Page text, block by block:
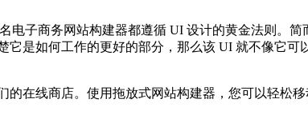
子商务网站构建器都遵循 UI 设计的黄金法则。简
是如何工作的更好的部分，那么该 UI 就不像它可
线商店。使用拖放式网站构建器，您可以轻松